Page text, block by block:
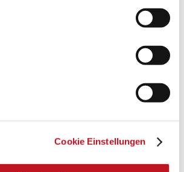
Cookie Einstellungen
beim Handwerker | SDH